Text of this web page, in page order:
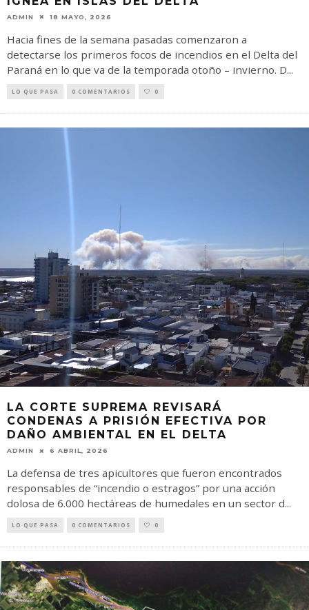
ADMIN 18 MAYO, 2026
Hacia fines de la semana pasadas comenzaron a
detectarse los primeros focos de incendios en el Delta del
Paraná en lo que va de la temporada otoño – invierno. D...
LO QUE PASA 0 COMENTARIOS 0
LA CORTE SUPREMA REVISARÁ
CONDENAS A PRISIÓN EFECTIVA POR
DAÑO AMBIENTAL EN EL DELTA
ADMIN 6 ABRIL, 2026
La defensa de tres apicultores que fueron encontrados
responsables de “incendio o estragos” por una acción
dolosa de 6.000 hectáreas de humedales en un sector d...
LO QUE PASA 0 COMENTARIOS 0